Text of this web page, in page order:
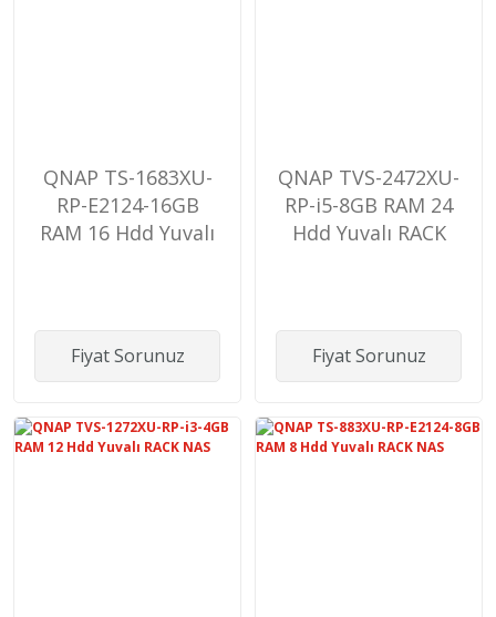
QNAP TS-1683XU-
RP-E2124-16GB
RAM 16 Hdd Yuvalı
Fiyat Sorunuz
QNAP TVS-2472XU-
RP-i5-8GB RAM 24
Hdd Yuvalı RACK
Fiyat Sorunuz